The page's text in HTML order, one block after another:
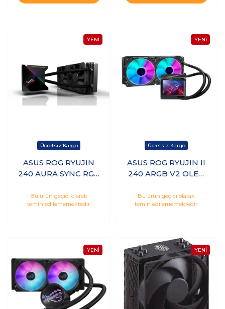
ASUS ROG RYUJIN
240 AURA SYNC RGB
Soğutucusu
Bu ürün geçici olarak
temin edilememektedir.
ASUS ROG RYUJIN II
240 ARGB V2 OLED
Bu ürün geçici olarak
temin edilememektedir.